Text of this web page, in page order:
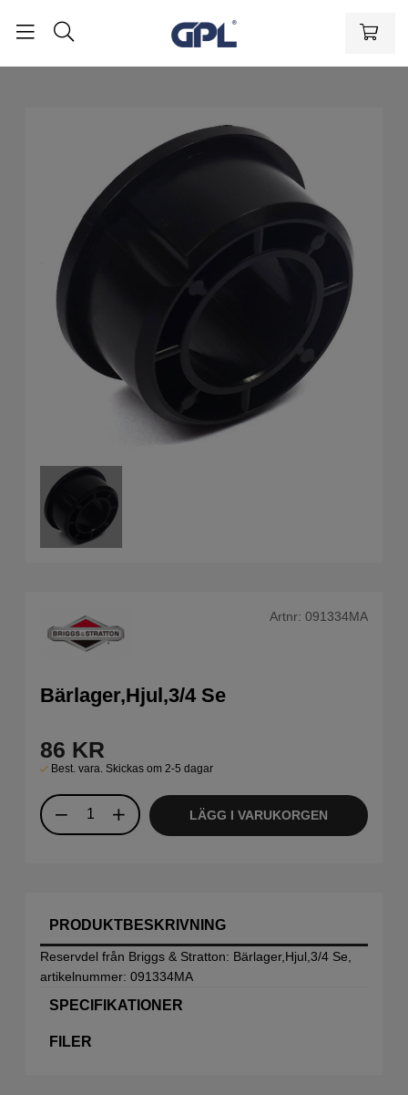
Artnr: 091334MA
Bärlager,Hjul,3/4 Se
86 KR
Best. vara. Skickas om 2-5 dagar
LÄGG I VARUKORGEN
PRODUKTBESKRIVNING
Reservdel från Briggs & Stratton: Bärlager,Hjul,3/4 Se,
artikelnummer: 091334MA
SPECIFIKATIONER
FILER